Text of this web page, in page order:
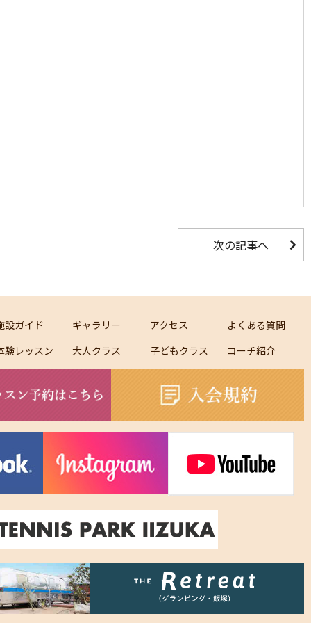
次の記事へ
設ガイド ギャラリー アクセス
よくある質問
験レッスン
大人クラス 子どもクラス コーチ紹介